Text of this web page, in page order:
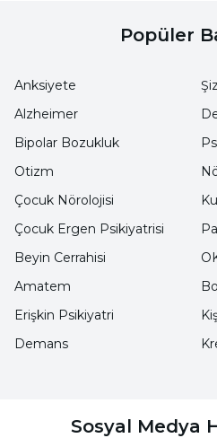
farklı sağlık
Mide Ağrısı ile Karın
Nedir?
Toplumda mide ağrısı ile
birbirine karıştırılır. Oysa
ağrısıdır ancak her karın
değildir.
Popüler
Anksiyete
Alzheimer
Bipolar Bozukluk
Otizm
Çocuk Nörolojisi
Çocuk Ergen Psikiyatrisi
Beyin Cerrahisi
Amatem
Erişkin Psikiyatri
Demans
Sosyal Medya